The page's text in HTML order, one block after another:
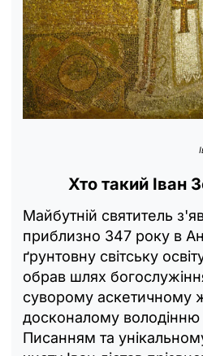
Хто такий Іван
Майбутній святитель
приблизно 347 року в
ґрунтовну світську
обрав шлях
суворому аскетичному
досконалому
Писанням та